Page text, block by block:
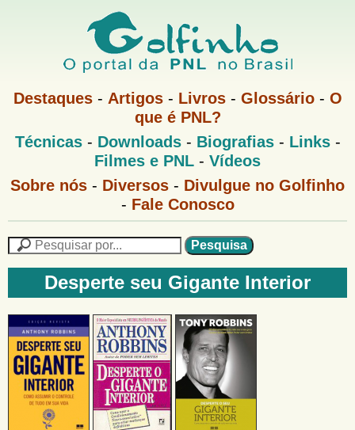
Pular
para
o
principal
G
f
i
n
h
o
M
u
Destaques- Artigos- Livros- Glossário- O
que é PNL?
M
e
P
Técnicas- Downloads- Biografias- Links-
Filmes e PNL - Vídeos
G
n
e
n
Sobre nós - Diversos - Divulgue no Golfinho
- Fale Conosco
F
r
m
u
e
i
s
n
o
Desperte seu Gigante Interior